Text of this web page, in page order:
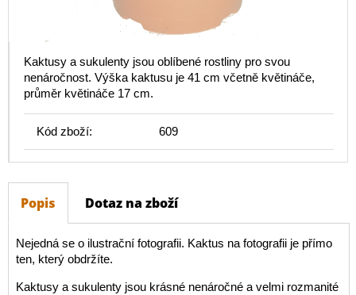
Kaktusy a sukulenty jsou oblíbené rostliny pro svou
nenáročnost. Výška kaktusu je 41 cm včetně květináče,
průměr květináče 17 cm.
Kód zboží: 609
Popis Dotaz na zboží
Nejedná se o ilustrační fotografii. Kaktus na fotografii je přímo
ten, který obdržíte.
Kaktusy a sukulenty jsou krásné nenáročné a velmi rozmanité